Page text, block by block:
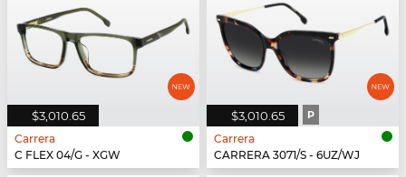
$3,010.65
Carrera
C FLEX 04/G - XGW
$3,010.65 P
Carrera
CARRERA 3071/S - 6UZ/WJ